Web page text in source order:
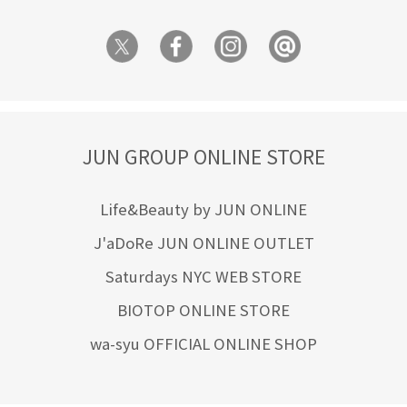
JUN GROUP ONLINE STORE
Life&Beauty by JUN ONLINE
J'aDoRe JUN ONLINE OUTLET
Saturdays NYC WEB STORE
BIOTOP ONLINE STORE
wa-syu OFFICIAL ONLINE SHOP